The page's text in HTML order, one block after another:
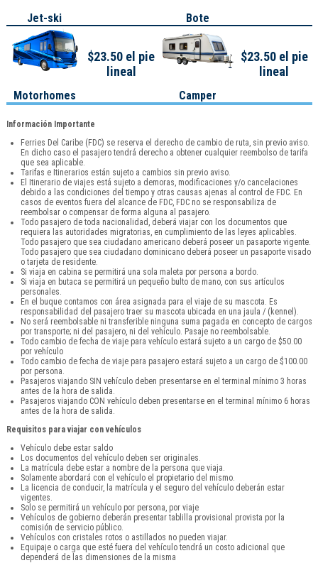
Jet-ski Bote
Motorhomes
$23.50 el pie
lineal
Camper
$23.50 el pie
lineal
Información Importante
Ferries Del Caribe (FDC) se reserva el derecho de cambio de ruta, sin previo aviso.
En dicho caso el pasajero tendrá derecho a obtener cualquier reembolso de tarifa
que sea aplicable.
Tarifas e Itinerarios están sujeto a cambios sin previo aviso.
El Itinerario de viajes está sujeto a demoras, modificaciones y/o cancelaciones
debido a las condiciones del tiempo y otras causas ajenas al control de FDC. En
casos de eventos fuera del alcance de FDC, FDC no se responsabiliza de
reembolsar o compensar de forma alguna al pasajero.
Todo pasajero de toda nacionalidad, deberá viajar con los documentos que
requiera las autoridades migratorias, en cumplimiento de las leyes aplicables.
Todo pasajero que sea ciudadano americano deberá poseer un pasaporte vigente.
Todo pasajero que sea ciudadano dominicano deberá poseer un pasaporte visado
o tarjeta de residente.
Si viaja en cabina se permitirá una sola maleta por persona a bordo.
Si viaja en butaca se permitirá un pequeño bulto de mano, con sus artículos
personales.
En el buque contamos con área asignada para el viaje de su mascota. Es
responsabilidad del pasajero traer su mascota ubicada en una jaula / (kennel).
No será reembolsable ni transferible ninguna suma pagada en concepto de cargos
por transporte; ni del pasajero, ni del vehículo. Pasaje no reembolsable.
Todo cambio de fecha de viaje para vehículo estará sujeto a un cargo de $50.00
por vehículo
Todo cambio de fecha de viaje para pasajero estará sujeto a un cargo de $100.00
por persona.
Pasajeros viajando SIN vehículo deben presentarse en el terminal mínimo 3 horas
antes de la hora de salida.
Pasajeros viajando CON vehículo deben presentarse en el terminal mínimo 6 horas
antes de la hora de salida.
Requisitos para viajar con vehículos
Vehículo debe estar saldo
Los documentos del vehículo deben ser originales.
La matrícula debe estar a nombre de la persona que viaja.
Solamente abordará con el vehículo el propietario del mismo.
La licencia de conducir, la matrícula y el seguro del vehículo deberán estar
vigentes.
Solo se permitirá un vehículo por persona, por viaje
Vehículos de gobierno deberán presentar tablilla provisional provista por la
comisión de servicio público.
Vehículos con cristales rotos o astillados no pueden viajar.
Equipaje o carga que esté fuera del vehículo tendrá un costo adicional que
dependerá de las dimensiones de la misma